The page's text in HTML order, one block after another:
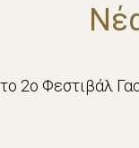
2ο Φεστιβάλ